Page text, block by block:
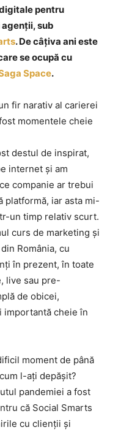
pentru
sub
. De câțiva ani este
se ocupă cu
Space.
fir narativ al carierei
momentele cheie
destul de inspirat,
internet și am
companie ar trebui
platformă, iar asta mi-
un timp relativ scurt.
curs de marketing și
România, cu
în prezent, în toate
live sau pre-
de obicei,
importantă cheie în
moment de până
l-ați depășit?
pandemiei a fost
că Social Smarts
cu clienții și